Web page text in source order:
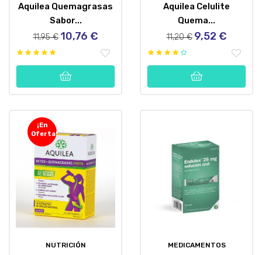
Aquilea Quemagrasas
Sabor...
Precio
11,95 € Precio
10,76 €
Aquilea Celulite
Quema...
Precio
11,20 € Precio
9,52 €
¡En
Oferta!
NUTRICIÓN MEDICAMENTOS